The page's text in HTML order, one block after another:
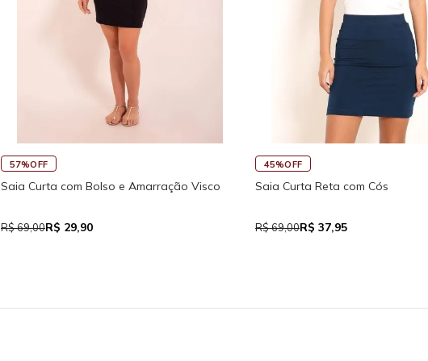
30%OFF
Macaquinho Fitness New Ikat Com Abertura
R$ 159,90R$ 111,93
45%OFF
Regata Feminina de Alcinhas
R$ 71,00R$ 39,05